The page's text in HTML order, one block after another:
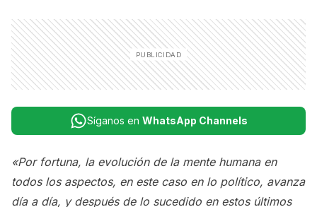
Síganos en WhatsApp Channels
«Por fortuna, la evolución de la mente humana en
todos los aspectos, en este caso en lo político, avanza
día a día, y después de lo sucedido en estos últimos